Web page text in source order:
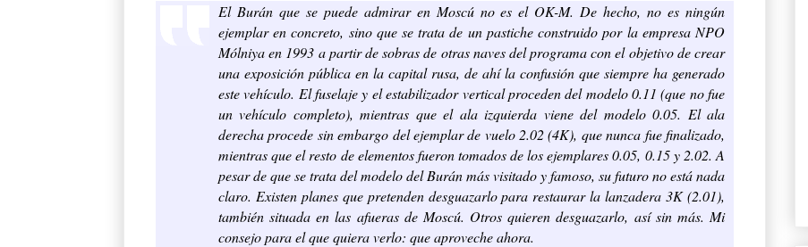
El Burán que se puede admirar en Moscú no es el OK-M. De hecho, no es ningún
ejemplar en concreto, sino que se trata de un pastiche construido por la empresa NPO
Mólniya en 1993 a partir de sobras de otras naves del programa con el objetivo de crear
una exposición pública en la capital rusa, de ahí la confusión que siempre ha generado
este vehículo. El fuselaje y el estabilizador vertical proceden del modelo 0.11 (que no fue
un vehículo completo), mientras que el ala izquierda viene del modelo 0.05. El ala
derecha procede sin embargo del ejemplar de vuelo 2.02 (4K), que nunca fue finalizado,
mientras que el resto de elementos fueron tomados de los ejemplares 0.05, 0.15 y 2.02. A
pesar de que se trata del modelo del Burán más visitado y famoso, su futuro no está nada
claro. Existen planes que pretenden desguazarlo para restaurar la lanzadera 3K (2.01),
también situada en las afueras de Moscú. Otros quieren desguazarlo, así sin más. Mi
consejo para el que quiera verlo: que aproveche ahora.